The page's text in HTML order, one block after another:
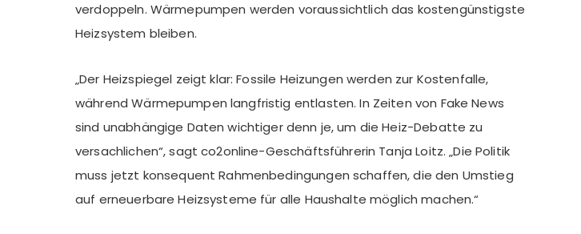
verdoppeln. Wärmepumpen werden voraussichtlich das kostengünstigste
Heizsystem bleiben.
„Der Heizspiegel zeigt klar: Fossile Heizungen werden zur Kostenfalle,
während Wärmepumpen langfristig entlasten. In Zeiten von Fake News
sind unabhängige Daten wichtiger denn je, um die Heiz-Debatte zu
versachlichen“, sagt co2online-Geschäftsführerin Tanja Loitz. „Die Politik
muss jetzt konsequent Rahmenbedingungen schaffen, die den Umstieg
auf erneuerbare Heizsysteme für alle Haushalte möglich machen.“